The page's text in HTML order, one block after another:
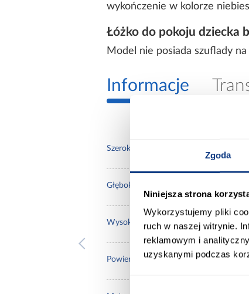
Zgoda
Niniejsza strona
Wykorzystujemy pliki
ruch w naszej witrynie.
reklamowym i
uzyskanymi podczas
wykończenie w kolorze
Łóżko do pokoju dziecka
Model nie posiada szuflady
Informacje
Szerokość [cm]:
Głębokość [cm]:
Wysokość [cm]:
Powierzchnia spania [cm]: